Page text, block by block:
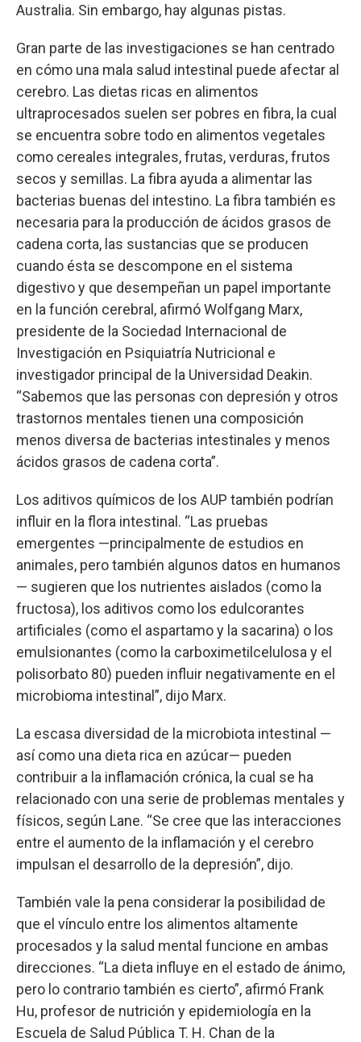
Australia. Sin embargo, hay algunas pistas.
Gran parte de las investigaciones se han centrado
en cómo una mala salud intestinal puede afectar al
cerebro. Las dietas ricas en alimentos
ultraprocesados suelen ser pobres en fibra, la cual
se encuentra sobre todo en alimentos vegetales
como cereales integrales, frutas, verduras, frutos
secos y semillas. La fibra ayuda a alimentar las
bacterias buenas del intestino. La fibra también es
necesaria para la producción de ácidos grasos de
cadena corta, las sustancias que se producen
cuando ésta se descompone en el sistema
digestivo y que desempeñan un papel importante
en la función cerebral, afirmó Wolfgang Marx,
presidente de la Sociedad Internacional de
Investigación en Psiquiatría Nutricional e
investigador principal de la Universidad Deakin.
“Sabemos que las personas con depresión y otros
trastornos mentales tienen una composición
menos diversa de bacterias intestinales y menos
ácidos grasos de cadena corta”.
Los aditivos químicos de los AUP también podrían
influir en la flora intestinal. “Las pruebas
emergentes —principalmente de estudios en
animales, pero también algunos datos en humanos
— sugieren que los nutrientes aislados (como la
fructosa), los aditivos como los edulcorantes
artificiales (como el aspartamo y la sacarina) o los
emulsionantes (como la carboximetilcelulosa y el
polisorbato 80) pueden influir negativamente en el
microbioma intestinal”, dijo Marx.
La escasa diversidad de la microbiota intestinal —
así como una dieta rica en azúcar— pueden
contribuir a la inflamación crónica, la cual se ha
relacionado con una serie de problemas mentales y
físicos, según Lane. “Se cree que las interacciones
entre el aumento de la inflamación y el cerebro
impulsan el desarrollo de la depresión”, dijo.
También vale la pena considerar la posibilidad de
que el vínculo entre los alimentos altamente
procesados y la salud mental funcione en ambas
direcciones. “La dieta influye en el estado de ánimo,
pero lo contrario también es cierto”, afirmó Frank
Hu, profesor de nutrición y epidemiología en la
Escuela de Salud Pública T. H. Chan de la